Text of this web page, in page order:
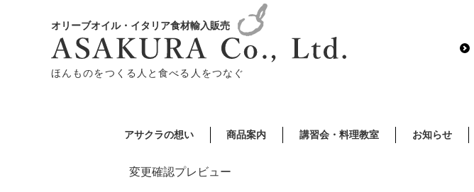
オリーブオイル・イタリア食材輸入販売
ほんものをつくる人と食べる人をつなぐ
アサクラの想い 商品案内 講習会・料理教室 お知らせ
変更確認プレビュー